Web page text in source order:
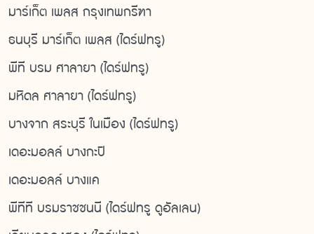
มาร์เก็ต เพลส กรุงเทพกรีฑา
ธนบุรี มาร์เก็ต เพลส (ไดร์ฟทรู)
พีที บรม ศาลายา (ไดร์ฟทรู)
มหิดล ศาลายา (ไดร์ฟทรู)
บางจาก สระบุรี ในเมือง (ไดร์ฟทรู)
เดอะมอลล์ บางกะปิ
เดอะมอลล์ บางแค
พีทีที บรมราชชนนี (ไดร์ฟทรู ดูอัลเลน)